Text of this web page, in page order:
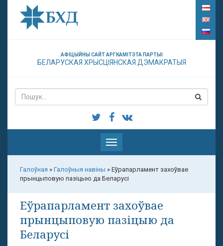
АФІЦЫЙНЫ САЙТ АРГКАМІТЭТА ПАРТЫІ
БЕЛАРУСКАЯ ХРЫСЦІЯНСКАЯ ДЭМАКРАТЫЯ
Паказаць
меню
Галоўная » Галоўныя навіны » Еўрапарламент захоўвае
прынцыповую пазіцыю да Беларусі
Еўрапарламент захоўвае
прынцыповую пазіцыю да
Беларусі